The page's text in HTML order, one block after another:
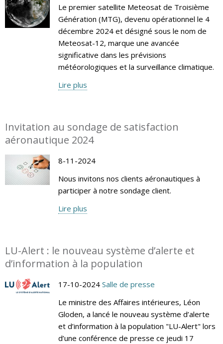
Le premier satellite Meteosat de Troisième
Génération (MTG), devenu opérationnel le 4
décembre 2024 et désigné sous le nom de
Meteosat-12, marque une avancée
significative dans les prévisions
météorologiques et la surveillance climatique.
Lire plus
Invitation au sondage de satisfaction
aéronautique 2024
8-11-2024
Nous invitons nos clients aéronautiques à
participer à notre sondage client.
Lire plus
LU-Alert : le nouveau système d’alerte et
d’information à la population
17-10-2024 Salle de presse
Le ministre des Affaires intérieures, Léon
Gloden, a lancé le nouveau système d’alerte
et d’information à la population "LU-Alert" lors
d’une conférence de presse ce jeudi 17